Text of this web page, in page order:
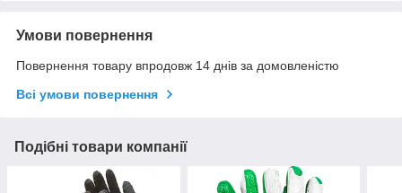
Умови повернення
Повернення товару впродовж 14 днів за домовленістю
Всі умови повернення
Подібні товари компанії